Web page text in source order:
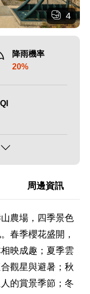
4
降雨機率
20%
周邊資訊
農場，四季景色
春季櫻花盛開，
映成趣；夏季雲
觀星與避暑；秋
的賞景季節；冬